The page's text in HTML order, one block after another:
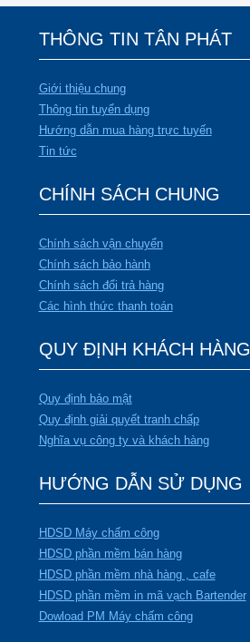
THÔNG TIN TÂN PHÁT
Giới thiệu chung
Thông tin tuyển dụng
Hướng dẫn mua hàng trực tuyến
Tin tức
CHÍNH SÁCH CHUNG
Chính sách vận chuyển
Chính sách bảo hành
Chính sách đổi trả hàng
Các hình thức thanh toán
QUY ĐỊNH KHÁCH HÀNG
Quy định bảo mật
Quy định giải quyết tranh chấp
Nghĩa vụ công ty và khách hàng
HƯỚNG DẪN SỬ DỤNG
HDSD Máy chấm công
HDSD phần mềm bán hàng
HDSD phần mềm nhà hàng , cafe
HDSD phần mềm in mã vạch Bartender
Dowload PM Máy chấm công